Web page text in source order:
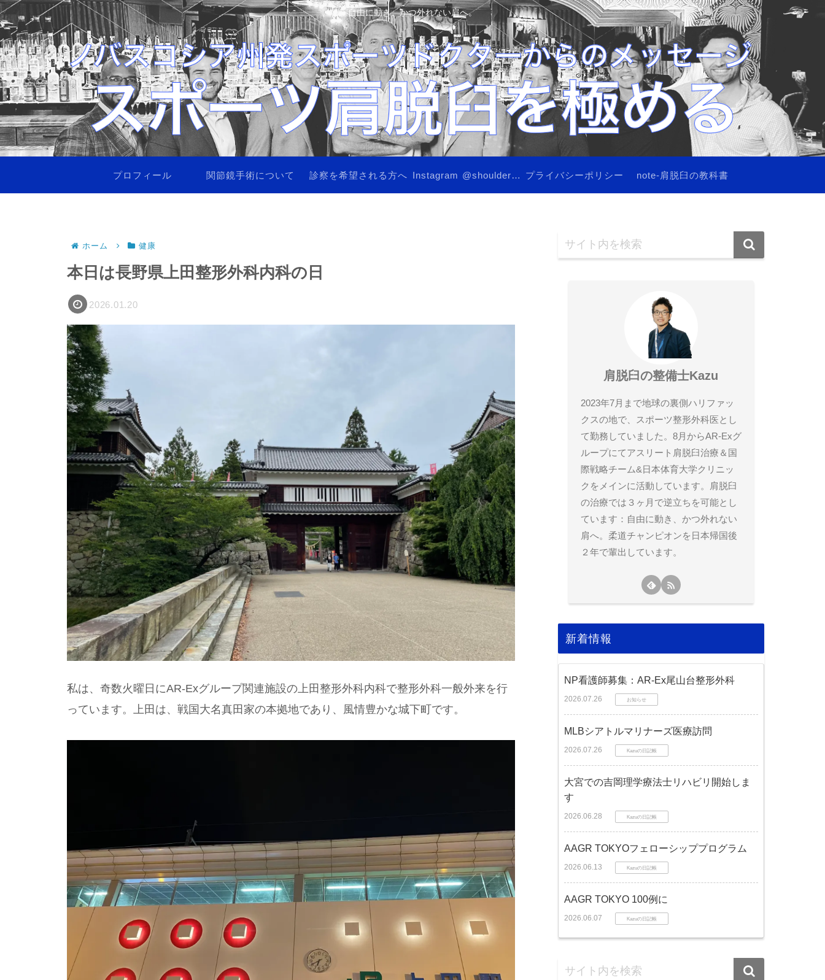
自由に動き、かつ外れない肩へ。
プロフィール 関節鏡手術について 診察を希望される方へ Instagram @shoulderinstability プライバシーポリシー note-肩脱臼の教科書
ホーム 健康
本日は長野県上田整形外科内科の日
2026.01.20
私は、奇数火曜日にAR-Exグループ関連施設の上田整形外科内科で整形外科一般外来を行
っています。上田は、戦国大名真田家の本拠地であり、風情豊かな城下町です。
肩脱臼の整備士Kazu
2023年7月まで地球の裏側ハリファッ
クスの地で、スポーツ整形外科医とし
て勤務していました。8月からAR-Exグ
ループにてアスリート肩脱臼治療＆国
際戦略チーム&日本体育大学クリニッ
クをメインに活動しています。肩脱臼
の治療では３ヶ月で逆立ちを可能とし
ています：自由に動き、かつ外れない
肩へ。柔道チャンピオンを日本帰国後
２年で輩出しています。
新着情報
NP看護師募集：AR-Ex尾山台整形外科
2026.07.26 お知らせ
MLBシアトルマリナーズ医療訪問
2026.07.26 Kazuの日記帳
大宮での吉岡理学療法士リハビリ開始しま
す
2026.06.28 Kazuの日記帳
AAGR TOKYOフェローシッププログラム
2026.06.13 Kazuの日記帳
AAGR TOKYO 100例に
2026.06.07 Kazuの日記帳